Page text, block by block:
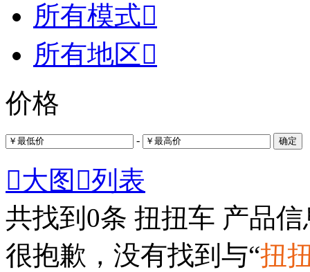
所有模式
所有地区
价格
- 确定
大图 列表
共找到 0条 扭扭车 产品信
很抱歉，没有找到与“扭